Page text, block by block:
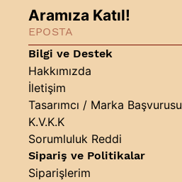
Bilgi ve Destek
Hakkımızda
İletişim
Tasarımcı / Marka Başvurusu
K.V.K.K
Sorumluluk Reddi
Sipariş ve Politikalar
Siparişlerim
Aramıza Katıl!